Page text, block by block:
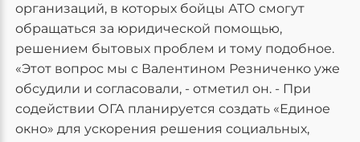
организаций, в которых бойцы АТО смогут
обращаться за юридической помощью,
решением бытовых проблем и тому подобное.
«Этот вопрос мы с Валентином Резниченко уже
обсудили и согласовали, - отметил он. - При
содействии ОГА планируется создать «Единое
окно» для ускорения решения социальных,